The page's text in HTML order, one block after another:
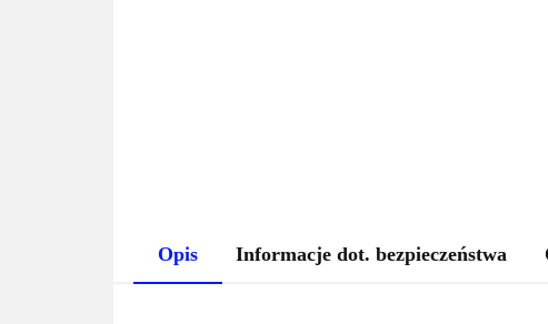
Opis Informacje dot. bezpieczeństwa